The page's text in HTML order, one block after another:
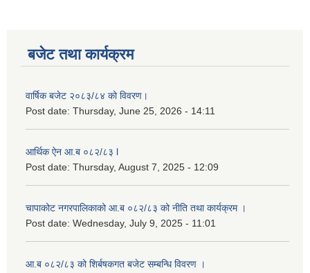
बजेट तथा कार्यक्रम
वार्षिक बजेट २०८३/८४ को विवरण।
Post date: Thursday, June 25, 2026 - 14:11
आर्थिक ऐन आ.ब ०८२/८३ l
Post date: Thursday, August 7, 2025 - 12:09
चापाकोट नगरपालिकाको आ.ब ०८२/८३ को नीति तथा कार्यक्रम ।
Post date: Wednesday, July 9, 2025 - 11:01
आ.ब ०८२/८३ को शिर्बषकगत बजेट सम्बन्धि विवरण ।